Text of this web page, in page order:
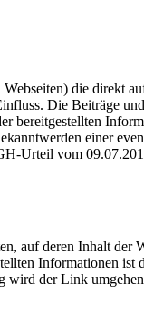
die direkt
Die Beiträge
bereitgestellten
einer
Urteil vom
auf deren Inhalt
Informationen
wird der Link